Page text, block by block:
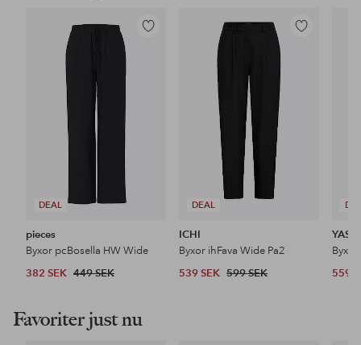
DEAL
Lägg
pieces
Byxor pcBosella HW Wide
382 SEK 449 SEK
DEAL
Lägg
ICHI
Byxor ihFava Wide Pa2
539 SEK 599 SEK
YAS
Byxor
559
Favoriter just nu